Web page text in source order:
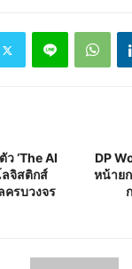
‘The AI
ลจิสติกส์
รบวงจร
DP
หน้าย